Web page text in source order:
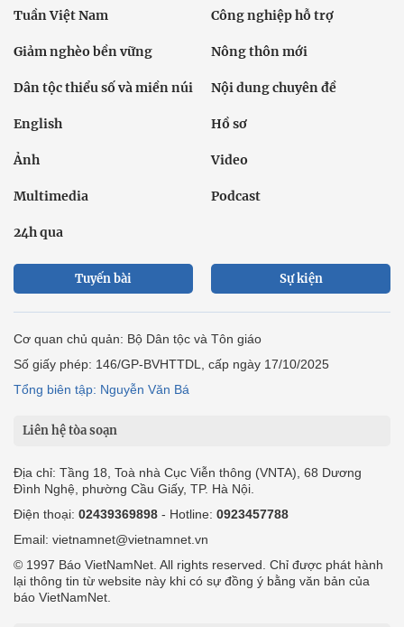
Tuần Việt Nam Công nghiệp hỗ trợ
Giảm nghèo bền vững Nông thôn mới
Dân tộc thiểu số và miền núi Nội dung chuyên đề
English Hồ sơ
Ảnh Video
Multimedia Podcast
24h qua
Tuyến bài Sự kiện
Cơ quan chủ quản: Bộ Dân tộc và Tôn giáo
Số giấy phép: 146/GP-BVHTTDL, cấp ngày 17/10/2025
Tổng biên tập: Nguyễn Văn Bá
Liên hệ tòa soạn
Địa chỉ: Tầng 18, Toà nhà Cục Viễn thông (VNTA), 68 Dương
Đình Nghệ, phường Cầu Giấy, TP. Hà Nội.
Điện thoại: 02439369898 - Hotline: 0923457788
Email: vietnamnet@vietnamnet.vn
© 1997 Báo VietNamNet. All rights reserved. Chỉ được phát hành
lại thông tin từ website này khi có sự đồng ý bằng văn bản của
báo VietNamNet.